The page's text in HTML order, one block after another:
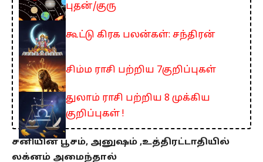
புதன்/குரு
கூட்டு கிரக பலன்கள்: சந்திரன்
சிம்ம ராசி பற்றிய 7குறிப்புகள்
துலாம் ராசி பற்றிய 8 முக்கிய
குறிப்புகள் !
சனியின் பூசம், அனுஷம் ,உத்திரட்டாதியில்
லக்னம் அமைந்தால்